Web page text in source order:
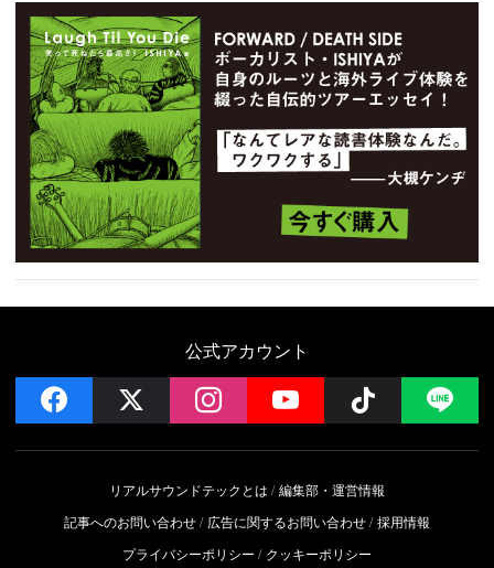
公式アカウント
facebook instagramYouTube Follow
リアルサウンドテックとは
編集部・運営情報
記事へのお問い合わせ
広告に関するお問い合わせ 採用情報
プライバシーポリシー
クッキーポリシー